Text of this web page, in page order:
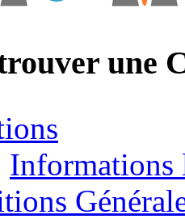
une
Informations